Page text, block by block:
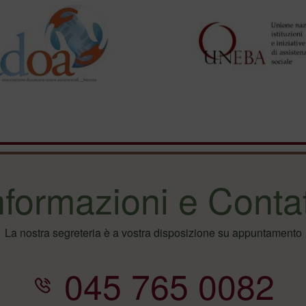
e
La nostra segreteria è a vostra disposizione su appuntamento
045 765 0082